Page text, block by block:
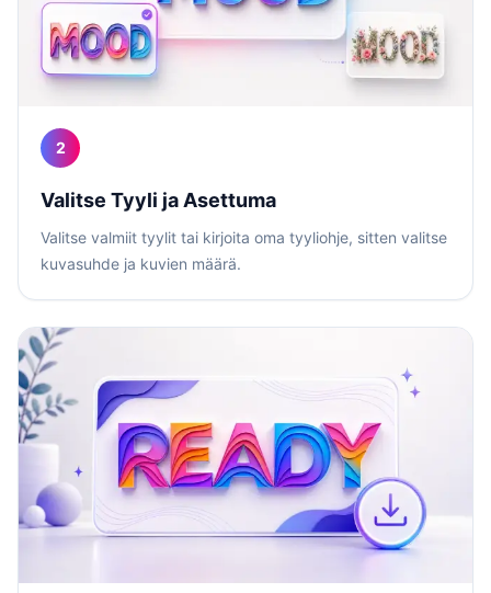
2
Valitse Tyyli ja Asettuma
Valitse valmiit tyylit tai kirjoita oma tyyliohje, sitten valitse
kuvasuhde ja kuvien määrä.